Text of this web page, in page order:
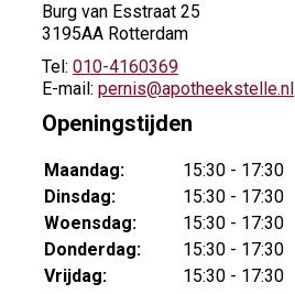
Burg van Esstraat 25
3195AA Rotterdam
Tel: 010-4160369
E-mail: pernis@apotheekstelle.nl
Openingstijden
Maandag:
15:30 - 17:30
Dinsdag:
15:30 - 17:30
Woensdag:
15:30 - 17:30
Donderdag:
15:30 - 17:30
Vrijdag:
15:30 - 17:30